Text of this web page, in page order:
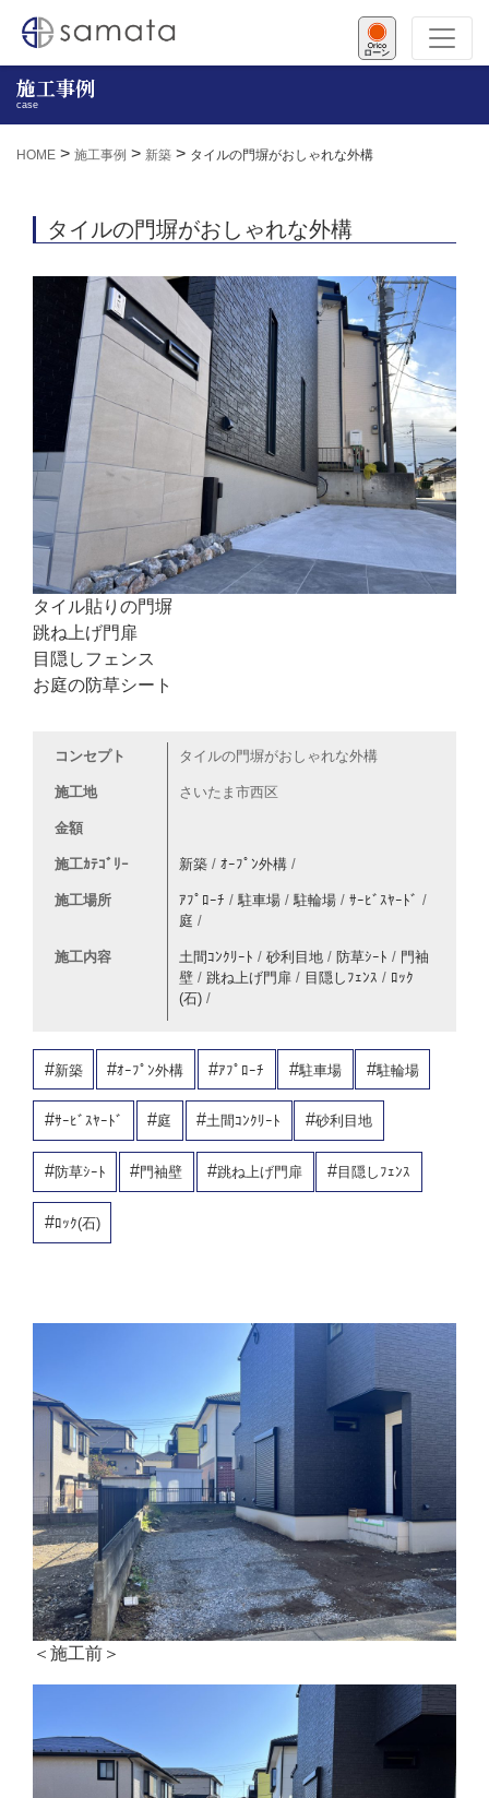
ローン
施工事例
case
HOME > 施工事例 > 新築 > タイルの門塀がおしゃれな外構
タイルの門塀がおしゃれな外構
タイル貼りの門塀
跳ね上げ門扉
目隠しフェンス
お庭の防草シート
コンセプト タイルの門塀がおしゃれな外構
施工地 さいたま市西区
金額
施工ｶﾃｺﾞﾘｰ 新築 /ｵｰﾌﾟﾝ外構 /
施工場所 ｱﾌﾟﾛｰﾁ /駐車場 /駐輪場 /ｻｰﾋﾞｽﾔｰﾄﾞ /
庭 /
施工内容 土間ｺﾝｸﾘｰﾄ /砂利目地 / 防草ｼｰﾄ / 門袖
壁 /跳ね上げ門扉 / 目隠しﾌｪﾝｽ / ﾛｯｸ
(石) /
新築 ｵｰﾌﾟﾝ外構 ｱﾌﾟﾛｰﾁ 駐車場 駐輪場
ｻｰﾋﾞｽﾔｰﾄﾞ 庭 土間ｺﾝｸﾘｰﾄ 砂利目地
防草ｼｰﾄ 門袖壁 跳ね上げ門扉 目隠しﾌｪﾝｽ
ﾛｯｸ(石)
＜施工前＞